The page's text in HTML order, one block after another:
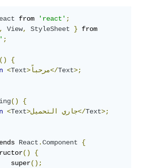
from 'react';
, View, StyleSheet }
;
()
{
<Text >مرحباً</Text>;
()
{
<Text >جاريالتحميل</Text>;
React.Component
{
()
{
		super
();